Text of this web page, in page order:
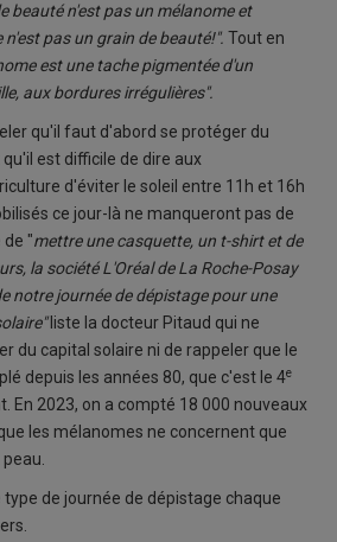
beauté n'est pas un mélanome et
pas un grain de beauté!". Tout en
est une tache pigmentée d'un
aux bordures irrégulières".
qu'il faut d'abord se protéger du
est difficile de dire aux
d'éviter le soleil entre 11h et 16h
ce jour-là ne manqueront pas de
"mettre une casquette, un t-shirt et de
la société L'Oréal de La Roche-Posay
notre journée de dépistage pour une
liste la docteur Pitaud qui ne
du capital solaire ni de rappeler que le
depuis les années 80, que c'est le 4e
En 2023, on a compté 18 000 nouveaux
les mélanomes ne concernent que
de journée de dépistage chaque